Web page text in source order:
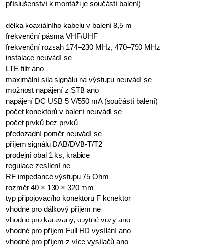
příslušenství k montáži je součástí balení)
délka koaxiálního kabelu v balení 8,5 m
frekvenční pásma VHF/UHF
frekvenční rozsah 174–230 MHz, 470–790 MHz
instalace neuvádí se
LTE filtr ano
maximální síla signálu na výstupu neuvádí se
možnost napájení z STB ano
napájení DC USB 5 V/550 mA (součástí balení)
počet konektorů v balení neuvádí se
počet prvků bez prvků
předozadní poměr neuvádí se
příjem signálu DAB/DVB-T/T2
prodejní obal 1 ks, krabice
regulace zesílení ne
RF impedance výstupu 75 Ohm
rozměr 40 × 130 × 320 mm
typ připojovacího konektoru F konektor
vhodné pro dálkový příjem ne
vhodné pro karavany, obytné vozy ano
vhodné pro příjem Full HD vysílání ano
vhodné pro příjem z více vysílačů ano